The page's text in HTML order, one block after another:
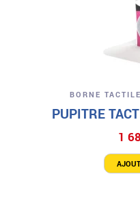
BORNE TACTILE
PUPITRE
1